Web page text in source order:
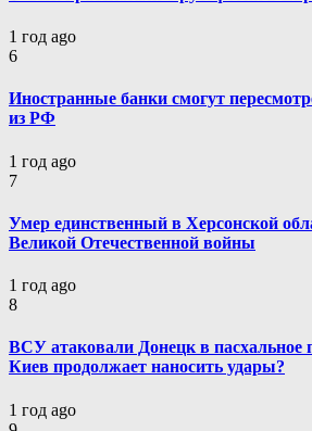
1 год ago
6
Иностранные банки смогут
из РФ
1 год ago
7
Умер единственный в Херсонской
Великой Отечественной войны
1 год ago
8
ВСУ атаковали Донецк в пасхальное
Киев продолжает наносить удары?
1 год ago